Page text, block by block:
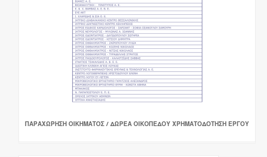
ΠΑΡΑΧΩΡΗΣΗ ΟΙΚΗΜΑΤΟΣ / ΔΩΡΕΑ ΟΙΚΟΠΕΔΟΥ ΧΡΗΜΑΤΟΔΟΤΗΣΗ ΕΡΓΟΥ